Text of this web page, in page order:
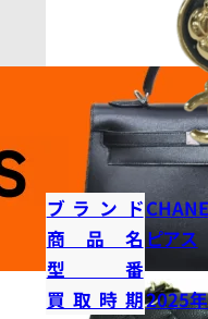
ブランド
商品名 ピアス
型番
買取時期2025